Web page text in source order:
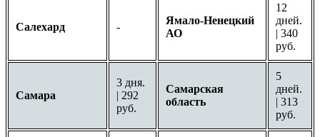
Салехард -
Ямало-Ненецкий
АО
12
дней.
| 340
руб.
Самара
3 дня.
| 292
руб.
Самарская
область
5
дней.
| 313
руб.